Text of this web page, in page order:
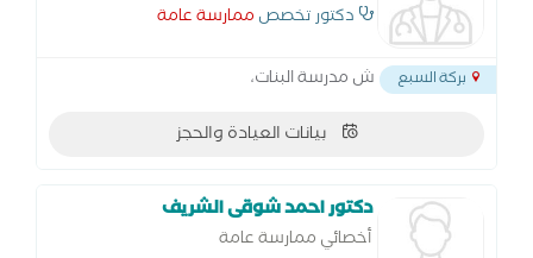
دكتور تخصص ممارسة عامة
بركة السبع ش مدرسة البنات،
بيانات العيادة والحجز
دكتور احمد شوقى الشريف
أخصائي ممارسة عامة